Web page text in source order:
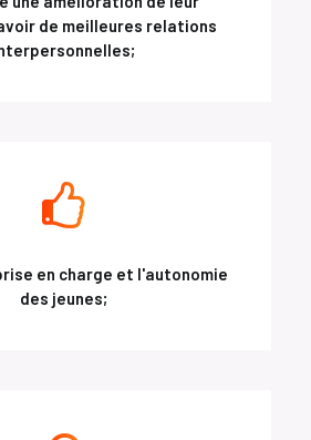
de meilleures relations
en charge et l'autonomie
des jeunes;